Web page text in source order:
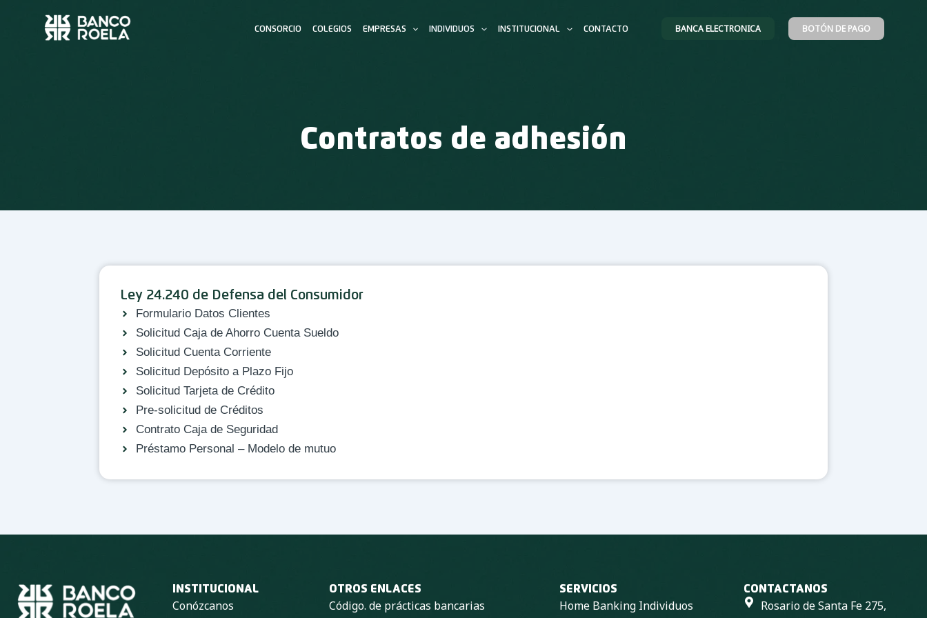
CONSORCIO COLEGIOS EMPRESAS INDIVIDUOS INSTITUCIONAL CONTACTO BANCA ELECTRONICA BOTÓN DE PAGO
Contratos de adhesión
Ley 24.240 de Defensa del Consumidor
Formulario Datos Clientes
Solicitud Caja de Ahorro Cuenta Sueldo
Solicitud Cuenta Corriente
Solicitud Depósito a Plazo Fijo
Solicitud Tarjeta de Crédito
Pre-solicitud de Créditos
Contrato Caja de Seguridad
Préstamo Personal – Modelo de mutuo
INSTITUCIONAL
Conózcanos
OTROS ENLACES
Código. de prácticas bancarias
SERVICIOS
Home Banking Individuos
CONTACTANOS
Rosario de Santa Fe 275,